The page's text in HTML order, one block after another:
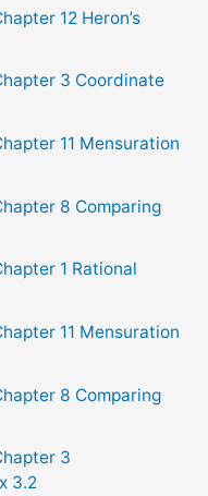
12 Heron’s
3 Coordinate
11 Mensuration
8 Comparing
1 Rational
11 Mensuration
8 Comparing
3
3.2